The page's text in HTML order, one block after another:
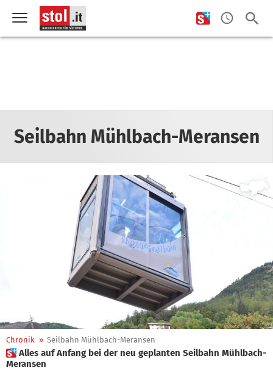
Seilbahn Mühlbach-Meransen
Chronik » Seilbahn Mühlbach-Meransen
 Alles auf Anfang bei der neu geplanten Seilbahn Mühlbach-
Meransen